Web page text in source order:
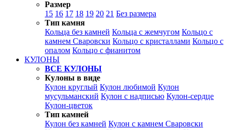
Размер
15 16 17 18 19 20 21 Без размера
Тип камня
Кольца без камней Кольца с жемчугом Кольцо с
камнем Сваровски Кольцо с кристаллами Кольцо с
опалом Кольцо с фианитом
КУЛОНЫ
ВСЕ КУЛОНЫ
Кулоны в виде
Кулон круглый Кулон любимой Кулон
мусульманский Кулон с надписью Кулон-сердце
Кулон-цветок
Тип камней
Кулон без камней Кулон с камнем Сваровски